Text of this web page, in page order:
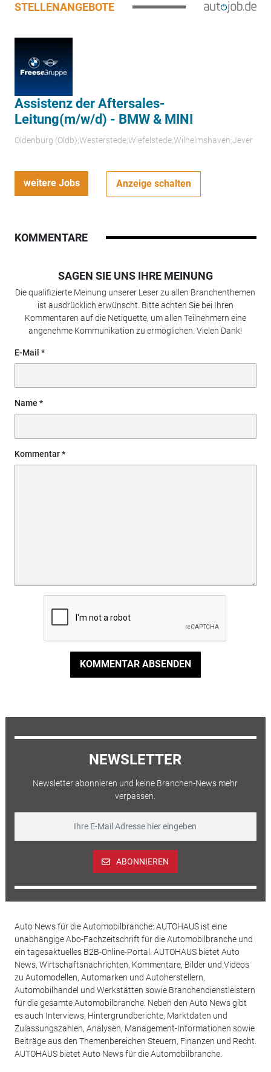
STELLENANGEBOTE
Assistenz der Aftersales-
Leitung(m/w/d) - BMW & MINI
Oldenburg (Oldb);Westerstede;Wiefelstede;Wilhelmshaven;Jever
weitere Jobs Anzeige schalten
KOMMENTARE
SAGEN SIE UNS IHRE MEINUNG
Die qualifizierte Meinung unserer Leser zu allen Branchenthemen
ist ausdrücklich erwünscht. Bitte achten Sie bei Ihren
Kommentaren auf die Netiquette, um allen Teilnehmern eine
angenehme Kommunikation zu ermöglichen. Vielen Dank!
E-Mail
Name
Kommentar
KOMMENTAR ABSENDEN
NEWSLETTER
Newsletter abonnieren und keine Branchen-News mehr
verpassen.
ABONNIEREN
Auto News für die Automobilbranche: AUTOHAUS ist eine
unabhängige Abo-Fachzeitschrift für die Automobilbranche und
ein tagesaktuelles B2B-Online-Portal. AUTOHAUS bietet Auto
News, Wirtschaftsnachrichten, Kommentare, Bilder und Videos
zu Automodellen, Automarken und Autoherstellern,
Automobilhandel und Werkstätten sowie Branchendienstleistern
für die gesamte Automobilbranche. Neben den Auto News gibt
es auch Interviews, Hintergrundberichte, Marktdaten und
Zulassungszahlen, Analysen, Management-Informationen sowie
Beiträge aus den Themenbereichen Steuern, Finanzen und Recht.
AUTOHAUS bietet Auto News für die Automobilbranche.